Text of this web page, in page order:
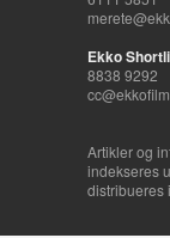
Ekko
8838 9292
Artikler og
indekseres
distribueres